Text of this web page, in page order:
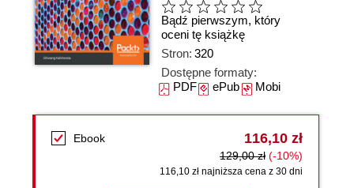
Bądź pierwszym, który
oceni tę książkę
Stron: 320
Dostępne formaty:
PDFePubMobi
Ebook 116,10 zł
129,00 zł (-10%)
116,10 zł najniższa cena z 30 dni